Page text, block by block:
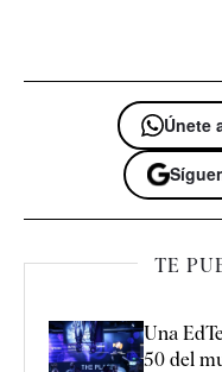
Únete
TE
Una
50 del